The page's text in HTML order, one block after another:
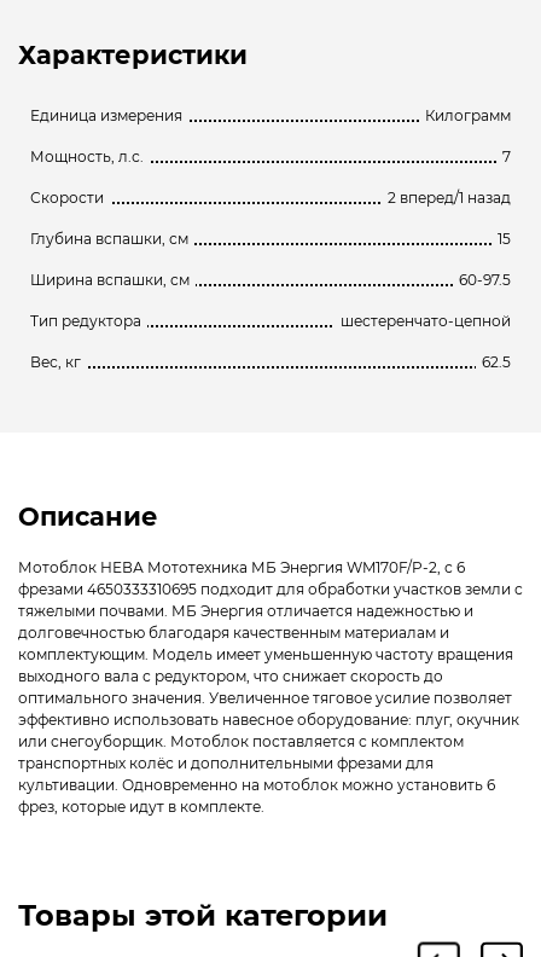
Характеристики
Единица измерения Килограмм
Мощность, л.с. 7
Скорости 2 вперед/1 назад
Глубина вспашки, см 15
Ширина вспашки, см 60-97.5
Тип редуктора шестеренчато-цепной
Вес, кг 62.5
Описание
Мотоблок НЕВА Мототехника МБ Энергия WM170F/P-2, с 6
фрезами 4650333310695 подходит для обработки участков земли с
тяжелыми почвами. МБ Энергия отличается надежностью и
долговечностью благодаря качественным материалам и
комплектующим. Модель имеет уменьшенную частоту вращения
выходного вала с редуктором, что снижает скорость до
оптимального значения. Увеличенное тяговое усилие позволяет
эффективно использовать навесное оборудование: плуг, окучник
или снегоуборщик. Мотоблок поставляется с комплектом
транспортных колёс и дополнительными фрезами для
культивации. Одновременно на мотоблок можно установить 6
фрез, которые идут в комплекте.
Товары этой категории